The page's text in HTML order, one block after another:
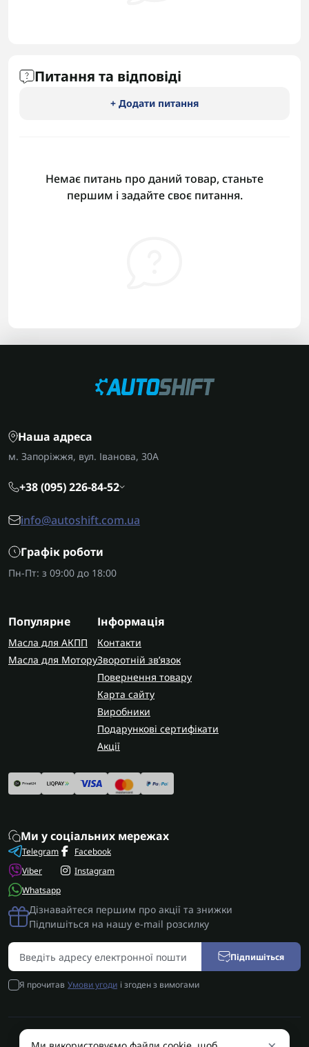
Питання та відповіді
+ Додати питання
Немає питань про даний товар, станьте
першим і задайте своє питання.
Наша адреса
м. Запоріжжя, вул. Іванова, 30А
+38 (095) 226-84-52
info@autoshift.com.ua
Графік роботи
Пн-Пт: з 09:00 до 18:00
Популярне
Масла для АКПП
Масла для Мотору
Інформація
Контакти
Зворотній зв’язок
Повернення товару
Карта сайту
Виробники
Подарункові сертифікати
Акції
Ми у соціальних мережах
Telegram
Viber
Whatsapp
Facebook
Instagram
Дізнавайтеся першим про акції та знижки
Підпишіться на нашу e-mail розсилку
Підпишіться
Я прочитав Умови угоди і згоден з вимогами